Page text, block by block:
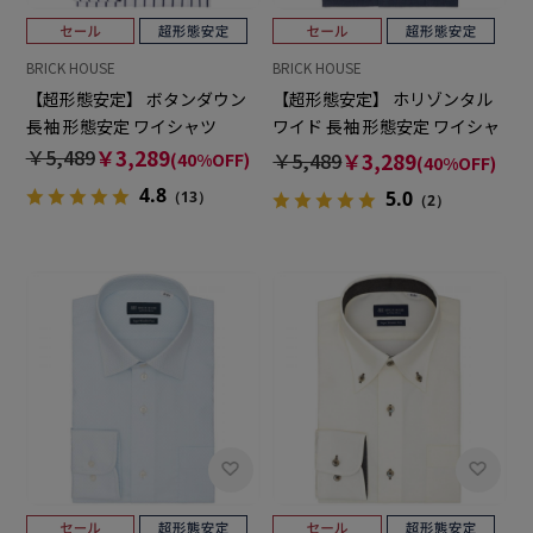
BRICK HOUSE
【超形態安定】 ボタンダウン
長袖 形態安定 ワイシャツ
￥5,489￥3,289(40%OFF)
4.8（13）
BRICK HOUSE
【超形態安定】 ホリゾンタル
ワイド 長袖 形態安定 ワイシャ
ツ
￥5,489￥3,289(40%OFF)
5.0 （2）